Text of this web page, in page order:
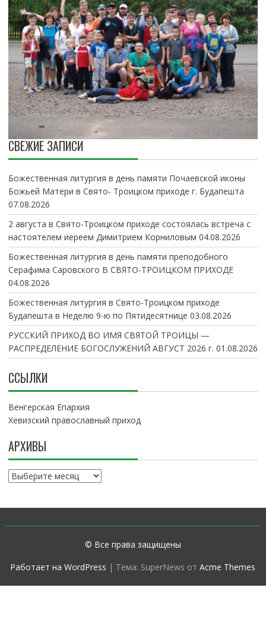
СВЕЖИЕ ЗАПИСИ
Божественная литургия в день памяти Почаевской иконы
Божьей Матери в Свято- Троицком приходе г. Будапешта
07.08.2026
2 августа в Свято-Троицком приходе состоялась встреча с
настоятелем иереем Димитрием Корниловым 04.08.2026
Божественная литургия в день памяти преподобного
Серафима Саровского В СВЯТО-ТРОИЦКОМ ПРИХОДЕ
04.08.2026
Божественная литургия в Свято-Троицком приходе
Будапешта в Неделю 9-ю по Пятидесятнице 03.08.2026
РУССКИЙ ПРИХОД ВО ИМЯ СВЯТОЙ ТРОИЦЫ —
РАСПРЕДЕЛЕНИЕ БОГОСЛУЖЕНИЙ АВГУСТ 2026 г. 01.08.2026
ССЫЛКИ
Венгерская Епархия
Хевизский православный приход
АРХИВЫ
А
в
© Все права защищены
Работает на WordPress | Тема: SuperNews отAcme Themes